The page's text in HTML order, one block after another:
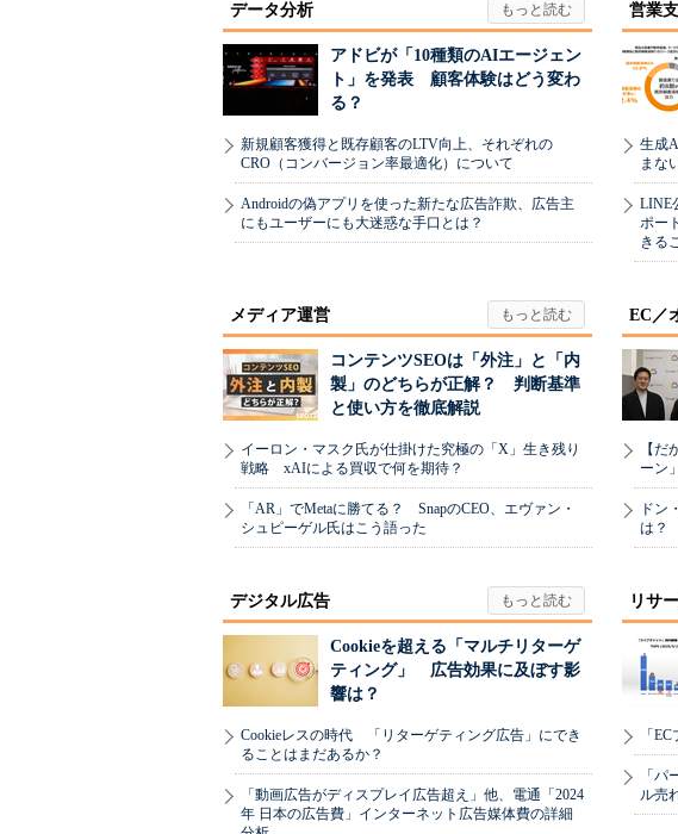
データ分析
アドビが「10種類のAIエージェン
ト」を発表 顧客体験はどう変わ
る？
新規顧客獲得と既存顧客のLTV向上、それぞれの
CRO（コンバージョン率最適化）について
Androidの偽アプリを使った新たな広告詐欺、広告主
にもユーザーにも大迷惑な手口とは？
営業
生成
まな
LINE
ポー
きる
メディア運営
コンテンツSEOは「外注」と「内
製」のどちらが正解？ 判断基準
と使い方を徹底解説
イーロン・マスク氏が仕掛けた究極の「X」生き残り
戦略 xAIによる買収で何を期待？
「AR」でMetaに勝てる？ SnapのCEO、エヴァン・
シュピーゲル氏はこう語った
EC／
【
ーン
ドン
は？
デジタル広告
Cookieを超える「マルチリターゲ
ティング」 広告効果に及ぼす影
響は？
Cookieレスの時代 「リターゲティング広告」にでき
ることはまだあるか？
「動画広告がディスプレイ広告超え」他、電通「2024
年 日本の広告費」インターネット広告媒体費の詳細
リサ
「
「
ル売